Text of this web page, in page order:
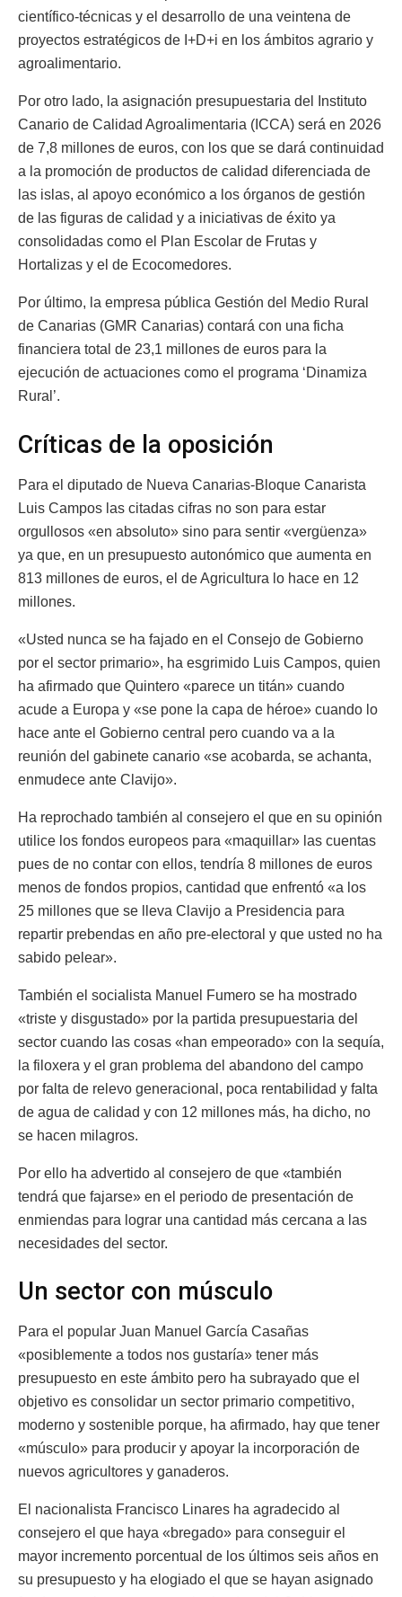
científico-técnicas y el desarrollo de una veintena de
proyectos estratégicos de I+D+i en los ámbitos agrario y
agroalimentario.
Por otro lado, la asignación presupuestaria del Instituto
Canario de Calidad Agroalimentaria (ICCA) será en 2026
de 7,8 millones de euros, con los que se dará continuidad
a la promoción de productos de calidad diferenciada de
las islas, al apoyo económico a los órganos de gestión
de las figuras de calidad y a iniciativas de éxito ya
consolidadas como el Plan Escolar de Frutas y
Hortalizas y el de Ecocomedores.
Por último, la empresa pública Gestión del Medio Rural
de Canarias (GMR Canarias) contará con una ficha
financiera total de 23,1 millones de euros para la
ejecución de actuaciones como el programa ‘Dinamiza
Rural’.
Críticas de la oposición
Para el diputado de Nueva Canarias-Bloque Canarista
Luis Campos las citadas cifras no son para estar
orgullosos «en absoluto» sino para sentir «vergüenza»
ya que, en un presupuesto autonómico que aumenta en
813 millones de euros, el de Agricultura lo hace en 12
millones.
«Usted nunca se ha fajado en el Consejo de Gobierno
por el sector primario», ha esgrimido Luis Campos, quien
ha afirmado que Quintero «parece un titán» cuando
acude a Europa y «se pone la capa de héroe» cuando lo
hace ante el Gobierno central pero cuando va a la
reunión del gabinete canario «se acobarda, se achanta,
enmudece ante Clavijo».
Ha reprochado también al consejero el que en su opinión
utilice los fondos europeos para «maquillar» las cuentas
pues de no contar con ellos, tendría 8 millones de euros
menos de fondos propios, cantidad que enfrentó «a los
25 millones que se lleva Clavijo a Presidencia para
repartir prebendas en año pre-electoral y que usted no ha
sabido pelear».
También el socialista Manuel Fumero se ha mostrado
«triste y disgustado» por la partida presupuestaria del
sector cuando las cosas «han empeorado» con la sequía,
la filoxera y el gran problema del abandono del campo
por falta de relevo generacional, poca rentabilidad y falta
de agua de calidad y con 12 millones más, ha dicho, no
se hacen milagros.
Por ello ha advertido al consejero de que «también
tendrá que fajarse» en el periodo de presentación de
enmiendas para lograr una cantidad más cercana a las
necesidades del sector.
Un sector con músculo
Para el popular Juan Manuel García Casañas
«posiblemente a todos nos gustaría» tener más
presupuesto en este ámbito pero ha subrayado que el
objetivo es consolidar un sector primario competitivo,
moderno y sostenible porque, ha afirmado, hay que tener
«músculo» para producir y apoyar la incorporación de
nuevos agricultores y ganaderos.
El nacionalista Francisco Linares ha agradecido al
consejero el que haya «bregado» para conseguir el
mayor incremento porcentual de los últimos seis años en
su presupuesto y ha elogiado el que se hayan asignado